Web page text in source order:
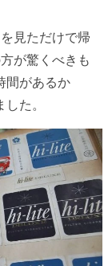
見ただけで帰
が驚くべきも
間があるか
た。